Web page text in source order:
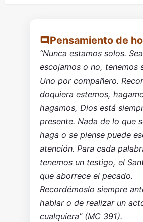
Pensamiento de
“Nunca estamos solos.
escojamos o no, tenemos
Uno por compañero.
doquiera estemos,
hagamos, Dios está
presente. Nada de lo que
haga o se piense puede
atención. Para cada
tenemos un testigo, el
que aborrece el pecado.
Recordémoslo siempre
hablar o de realizar un
cualquiera” (MC 391).